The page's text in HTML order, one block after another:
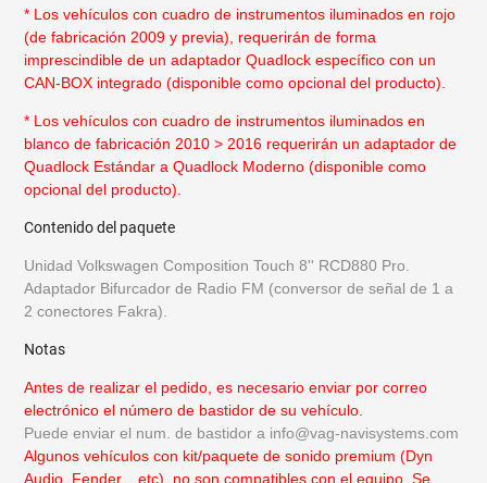
* Los vehículos con cuadro de instrumentos iluminados en rojo
(de fabricación 2009 y previa), requerirán de forma
imprescindible de un adaptador Quadlock específico con un
CAN-BOX integrado (disponible como opcional del producto)
* Los vehículos con cuadro de instrumentos iluminados en
blanco de fabricación 2010 > 2016 requerirán un adaptador de
Quadlock Estándar a Quadlock Moderno (disponible como
opcional del producto).
Contenido del paquete
Unidad Volkswagen Composition Touch 8'' RCD880 Pro.
Adaptador Bifurcador de Radio FM (conversor de señal de 1 a
2 conectores Fakra).
Notas
Antes de realizar el pedido, es necesario enviar por correo
electrónico el número de bastidor de su vehículo.
Puede enviar el num. de bastidor a info@vag-navisystems.com
Algunos vehículos con kit/paquete de sonido premium (Dyn
Audio, Fender... etc), no son compatibles con el equipo. Se